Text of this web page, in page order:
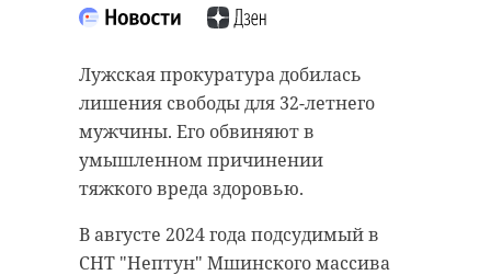
Лужская прокуратура добилась
лишения свободы для 32-летнего
мужчины. Его обвиняют в
умышленном причинении
тяжкого вреда здоровью.
В августе 2024 года подсудимый в
СНТ "Нептун" Мшинского массива